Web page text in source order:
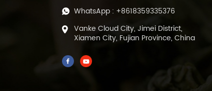
WhatsApp : +8618359335376
Vanke Cloud City, Jimei District,
Xiamen City, Fujian Province, China